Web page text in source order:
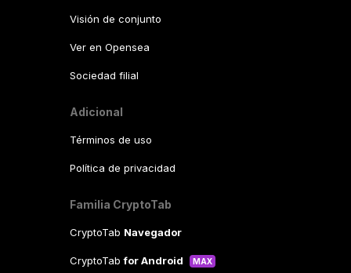
Visión de conjunto
Ver en Opensea
Sociedad filial
Adicional
Términos de uso
Política de privacidad
Familia CryptoTab
CryptoTab Navegador
CryptoTabfor Android MAX